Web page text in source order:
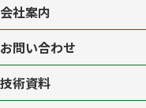
会社案内
お問い合わせ
技術資料